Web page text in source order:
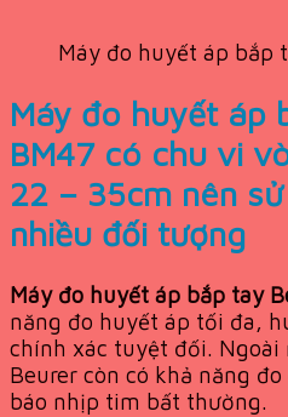
Máy đo huyết áp bắp
Máy đo huyết áp
BM47 có chu vi
22 – 35cm nên
nhiều đối tượng
Máy đo huyết áp bắp tay
năng đo huyết áp tối đa,
chính xác tuyệt đối. Ngoài
Beurer còn có khả năng
báo nhịp tim bất thường.